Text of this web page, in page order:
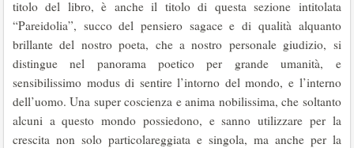
titolo del libro, è anche il titolo di questa sezione intitolata
“Pareidolia”, succo del pensiero sagace e di qualità alquanto
brillante del nostro poeta, che a nostro personale giudizio, si
distingue nel panorama poetico per grande umanità, e
sensibilissimo modus di sentire l’intorno del mondo, e l’interno
dell’uomo. Una super coscienza e anima nobilissima, che soltanto
alcuni a questo mondo possiedono, e sanno utilizzare per la
crescita non solo particolareggiata e singola, ma anche per la